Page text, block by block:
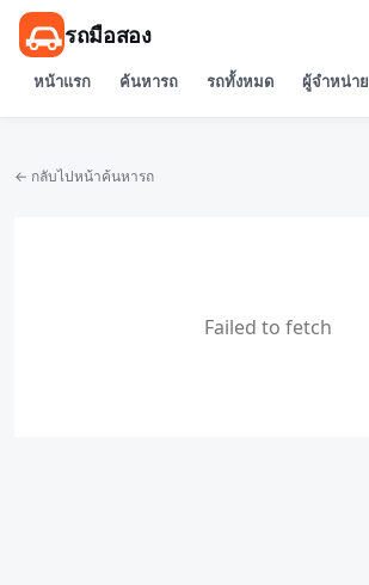
รถมือสอง
หน้าแรก ค้นหารถ รถทั้งหมด ผู้จำหน่าย
← กลับไปหน้าค้นหารถ
Failed to fetch